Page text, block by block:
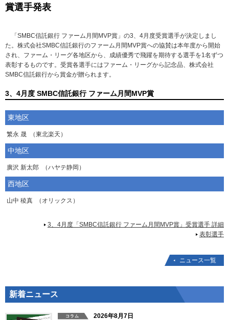
賞選手発表
「SMBC信託銀行 ファーム月間MVP賞」の3、4月度受賞選手が決定しまし
た。株式会社SMBC信託銀行のファーム月間MVP賞への協賛は本年度から開始
され、ファーム・リーグ各地区から、成績優秀で飛躍を期待する選手を1名ずつ
表彰するものです。受賞各選手にはファーム・リーグから記念品、株式会社
SMBC信託銀行から賞金が贈られます。
3、4月度 SMBC信託銀行 ファーム月間MVP賞
東地区
繁永 晟 （東北楽天）
中地区
廣沢 新太郎 （ハヤテ静岡）
西地区
山中 稜真 （オリックス）
3、4月度「SMBC信託銀行 ファーム月間MVP賞」受賞選手 詳細
表彰選手
ニュース一覧
新着ニュース
2026年8月7日